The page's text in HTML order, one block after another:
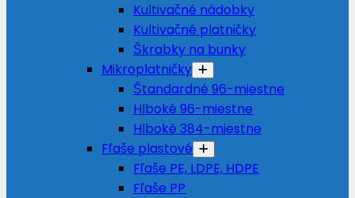
Kultivačné nádobky
Kultivačné platničky
Škrabky na bunky
Mikroplatničky
Štandardné 96-miestne
Hlboké 96-miestne
Hlboké 384-miestne
Fľaše plastové
Fľaše PE, LDPE, HDPE
Fľaše PP